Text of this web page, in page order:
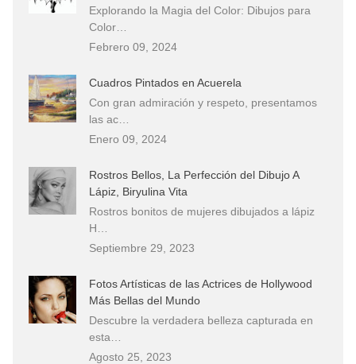
Explorando la Magia del Color: Dibujos para
Color…
Febrero 09, 2024
Cuadros Pintados en Acuerela
Con gran admiración y respeto, presentamos
las ac…
Enero 09, 2024
Rostros Bellos, La Perfección del Dibujo A
Lápiz, Biryulina Vita
Rostros bonitos de mujeres dibujados a lápiz
H…
Septiembre 29, 2023
Fotos Artísticas de las Actrices de Hollywood
Más Bellas del Mundo
Descubre la verdadera belleza capturada en
esta…
Agosto 25, 2023